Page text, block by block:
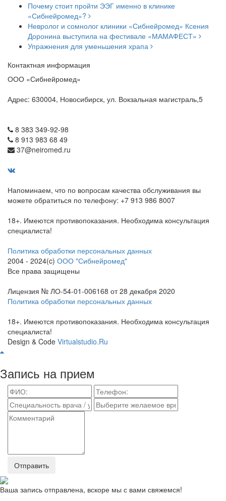
Почему стоит пройти ЭЭГ именно в клинике
«Сибнейромед»?
Невролог и сомнолог клиники «Сибнейромед» Ксения
Доронина выступила на фестивале «МАМАФЕСТ»
Упражнения для уменьшения храпа
Контактная информация
ООО «Сибнейромед»
Адрес: 630004, Новосибирск, ул. Вокзальная магистраль,5
8 383 349-92-98
8 913 983 68 49
37@neiromed.ru
Напоминаем, что по вопросам качества обслуживания вы
можете обратиться по телефону: +7 913 986 8007
18+. Имеются противопоказания. Необходима консультация
специалиста!
Политика обработки персональных данных
2004 - 2024(c) ООО "Сибнейромед"
Все права защищены
Лицензия № ЛО-54-01-006168 от 28 декабря 2020
Политика обработки персональных данных
18+. Имеются противопоказания. Необходима консультация
специалиста!
Design & Code Virtualstudio.Ru
Запись на прием
Отправить
Ваша запись отправлена, вскоре мы с вами свяжемся!